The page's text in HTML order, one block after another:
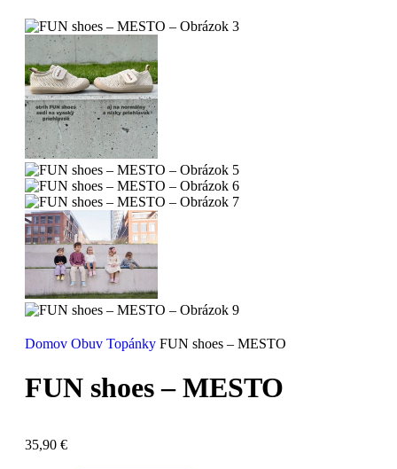
Domov Obuv Topánky FUN shoes – MESTO
FUN shoes – MESTO
35,90 €